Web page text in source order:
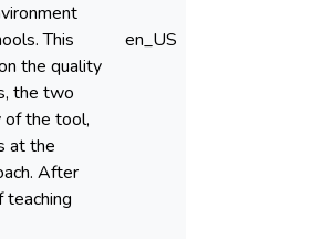
This
the quality
the two
of the tool,
at the
After
en_US